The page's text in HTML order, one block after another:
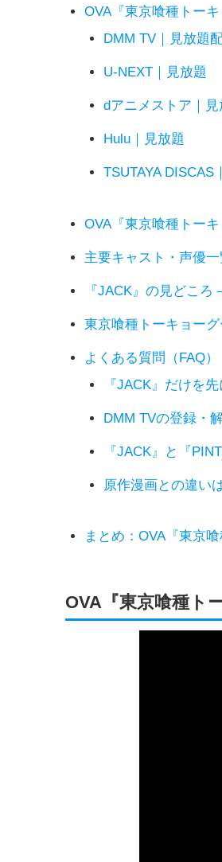
OVA『東京喰種トー
DMM TV｜見放題
U-NEXT｜見放題
dアニメストア｜見
Hulu｜見放題
TSUTAYA DISCAS
OVA『東京喰種トー
主要キャスト・声優一
『JACK』の見どこ
東京喰種トーキョー
よくある質問（FAQ）
『JACK』だけを
DMM TVの登録・
『JACK』と『
原作漫画との違い
まとめ：OVA『東京
OVA『東京喰種ト